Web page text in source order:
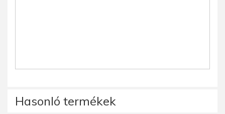
Hasonló termékek